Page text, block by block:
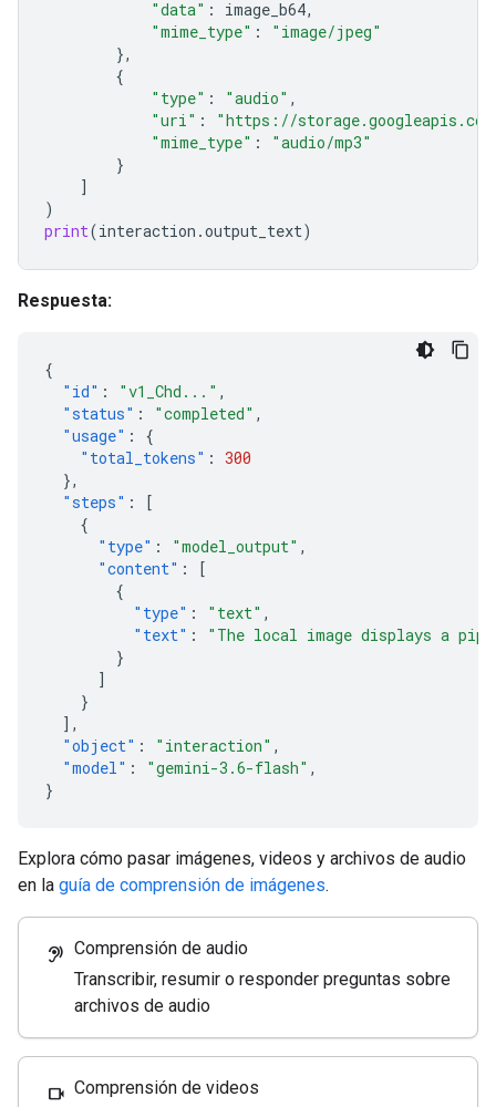
"data" : image_b64,
"mime_type" :
"image/jpeg"
},
{
"type" : "audio" ,
"uri" :
"https://
"mime_type" :
"audio/mp3"
}
]
)
print(interaction .output_text)
Respuesta:
{
"id" : "v1_Chd..." ,
"status" : "completed" ,
"usage" :
{
"total_tokens" : 300
},
"steps" :
[
{
"type" : "model_output" ,
"content" :
[
{
"type" : "text" ,
"text" :
"The local image displays a
}
]
}
],
"object" : "interaction" ,
"model" : "gemini-3.6-flash" ,
}
Explora cómo pasar imágenes, videos y archivos de audio
en la guía de comprensión de imágenes.
hearing Comprensión de audio
Transcribir, resumir o responder preguntas sobre
archivos de audio
videocam Comprensión de videos